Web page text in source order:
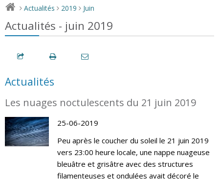
> Actualités > 2019 > Juin
Actualités - juin 2019
Actualités
Les nuages noctulescents du 21 juin 2019
25-06-2019
Peu après le coucher du soleil le 21 juin 2019
vers 23:00 heure locale, une nappe nuageuse
bleuâtre et grisâtre avec des structures
filamenteuses et ondulées avait décoré le